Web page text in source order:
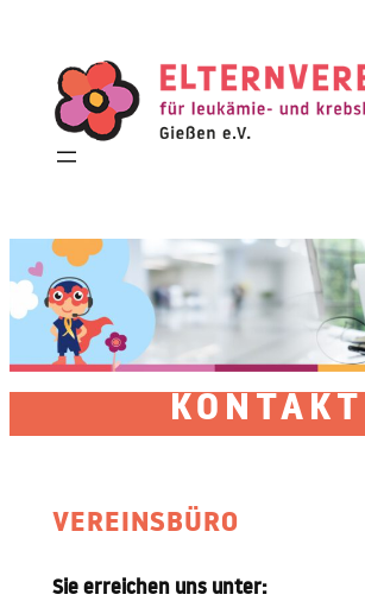
springen
KONTAKT
VEREINSBÜRO
Sie erreichen uns unter: